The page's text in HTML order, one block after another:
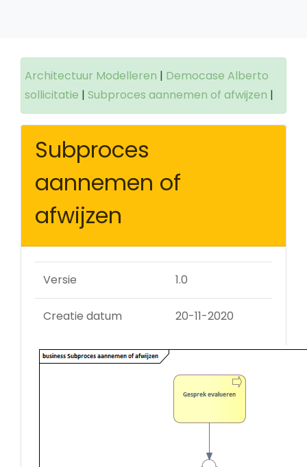
Architectuur Modelleren | Democase Alberto
sollicitatie | Subproces aannemen of afwijzen |
Subproces
aannemen of
afwijzen
Versie 1.0
Creatie datum 20-11-2020